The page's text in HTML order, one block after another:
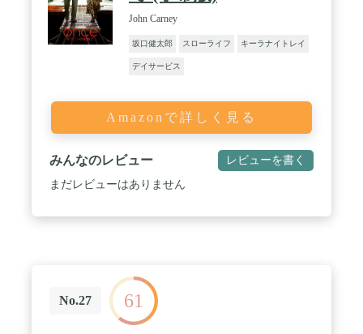
John Carney
坂口健太郎 スローライフ キーラナイトレイ
デイサービス
Amazonで詳しく見る
みんなのレビュー レビューを書く
まだレビューはありません
No.27 61